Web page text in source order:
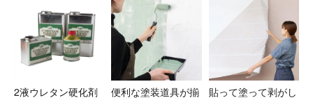
2液ウレタン硬化剤
便利な塗装道具が揃
貼って塗って剥がし